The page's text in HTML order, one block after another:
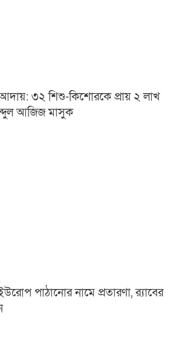
৩২ শিশু-কিশোরকে প্রায় ২ লাখ
আজিজ মাসুক
পাঠানোর নামে প্রতারণা, র‌্যাবের